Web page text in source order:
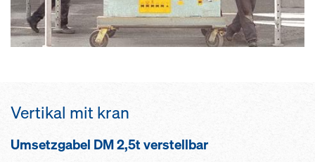
Ver­ti­kal mit kran
Um­setz­ga­bel DM 2,5t ver­s­tell­bar